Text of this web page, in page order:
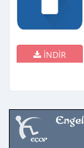
İNDİR